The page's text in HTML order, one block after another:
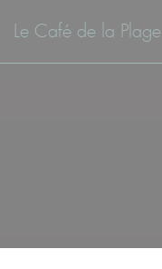
Le Café de la Plage